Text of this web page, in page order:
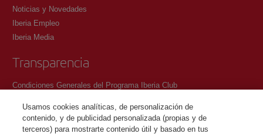
Noticias y Novedades
Iberia Empleo
Iberia Media
Transparencia
Condiciones Generales del Programa Iberia Club
Política de protección de datos personales
Gestión y Política de cookies
Usamos cookies analíticas, de personalización de
contenido, y de publicidad personalizada (propias y de
terceros) para mostrarte contenido útil y basado en tus